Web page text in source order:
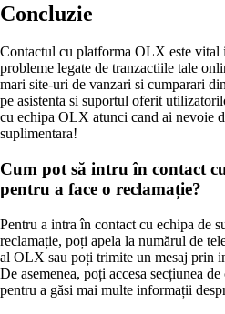
Concluzie
Contactul cu platforma OLX este vital
probleme legate de tranzactiile tale
mari site-uri de vanzari si cumparari
pe asistenta si suportul oferit
cu echipa OLX atunci cand ai nevoie
suplimentara!
Cum pot să intru în contact
pentru a face o reclamație?
Pentru a intra în contact cu echipa de
reclamație, poți apela la numărul de
al OLX sau poți trimite un mesaj prin
De asemenea, poți accesa secțiunea
pentru a găsi mai multe informații